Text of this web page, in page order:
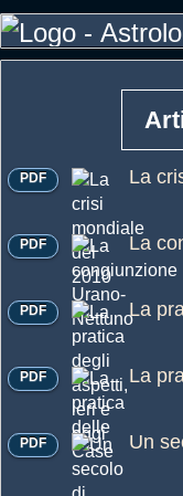
La
PDF
La
PDF
La
PDF
La
PDF
Un
PDF